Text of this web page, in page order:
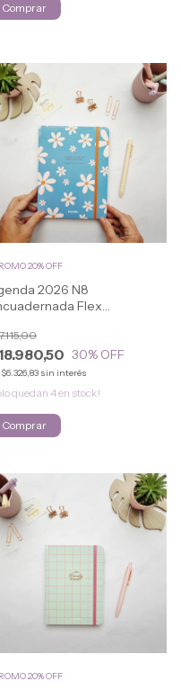
Comprar
2026 N8
Flex
30% OFF
$6.326,83 sin interés
20% OFF
quedan 4en stock!
Comprar
20% OFF